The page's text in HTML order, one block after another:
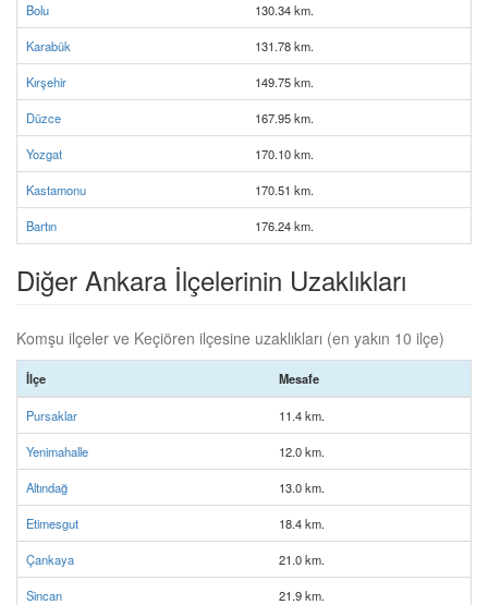
Bolu 130.34 km.
Karabük 131.78 km.
Kırşehir 149.75 km.
Düzce 167.95 km.
Yozgat 170.10 km.
Kastamonu 170.51 km.
Bartın 176.24 km.
Diğer Ankara İlçelerinin Uzaklıkları
Komşu ilçeler ve Keçiören ilçesine uzaklıkları (en yakın 10 ilçe)
İlçe Mesafe
Pursaklar 11.4 km.
Yenimahalle 12.0 km.
Altındağ 13.0 km.
Etimesgut 18.4 km.
Çankaya 21.0 km.
Sincan 21.9 km.